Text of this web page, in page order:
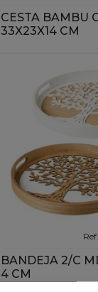
CESTA BAMBU
33X23X14 CM
BANDEJA 2/C
4 CM